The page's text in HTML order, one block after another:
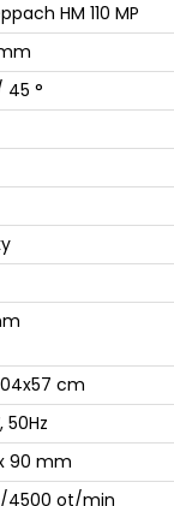
HM 110 MP
°
cm
50Hz
90 mm
4500 ot/min